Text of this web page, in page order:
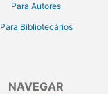
Para Autores
Para Bibliotecários
NAVEGAR